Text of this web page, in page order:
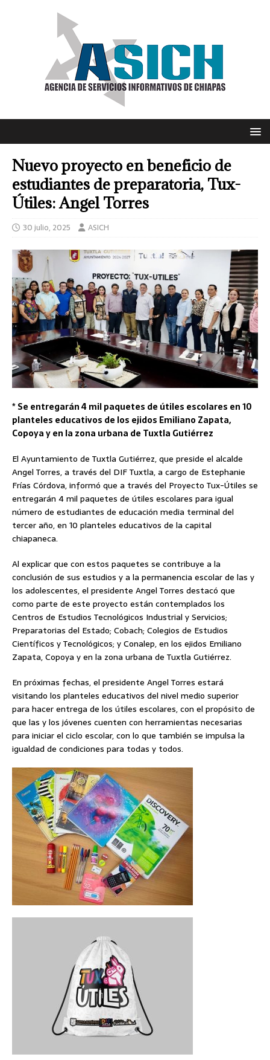
Nuevo proyecto en beneficio de
estudiantes de preparatoria, Tux-
Útiles: Angel Torres
30 julio, 2025 ASICH
* Se entregarán 4 mil paquetes de útiles escolares en 10
planteles educativos de los ejidos Emiliano Zapata,
Copoya y en la zona urbana de Tuxtla Gutiérrez
El Ayuntamiento de Tuxtla Gutiérrez, que preside el alcalde
Angel Torres, a través del DIF Tuxtla, a cargo de Estephanie
Frías Córdova, informó que a través del Proyecto Tux-Útiles se
entregarán 4 mil paquetes de útiles escolares para igual
número de estudiantes de educación media terminal del
tercer año, en 10 planteles educativos de la capital
chiapaneca.
Al explicar que con estos paquetes se contribuye a la
conclusión de sus estudios y a la permanencia escolar de las y
los adolescentes, el presidente Angel Torres destacó que
como parte de este proyecto están contemplados los
Centros de Estudios Tecnológicos Industrial y Servicios;
Preparatorias del Estado; Cobach; Colegios de Estudios
Científicos y Tecnológicos; y Conalep, en los ejidos Emiliano
Zapata, Copoya y en la zona urbana de Tuxtla Gutiérrez.
En próximas fechas, el presidente Angel Torres estará
visitando los planteles educativos del nivel medio superior
para hacer entrega de los útiles escolares, con el propósito de
que las y los jóvenes cuenten con herramientas necesarias
para iniciar el ciclo escolar, con lo que también se impulsa la
igualdad de condiciones para todas y todos.